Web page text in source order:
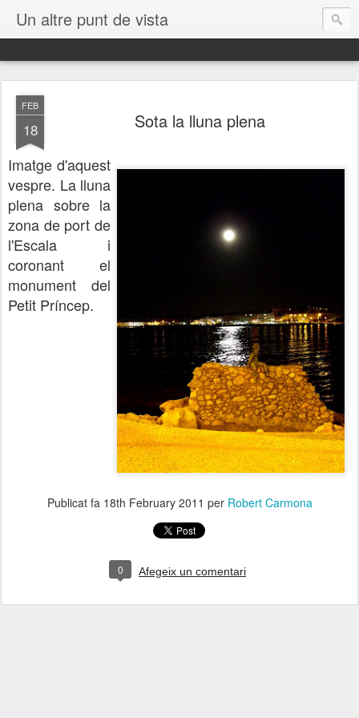
Un altre punt de vista
FEB
18 Sota la lluna plena
Imatge d'aquest
vespre. La lluna
plena sobre la
zona de port de
l'Escala i
coronant el
monument del
Petit Príncep.
Publicat fa 18th February 2011 per Robert Carmona
0 Afegeix un comentari